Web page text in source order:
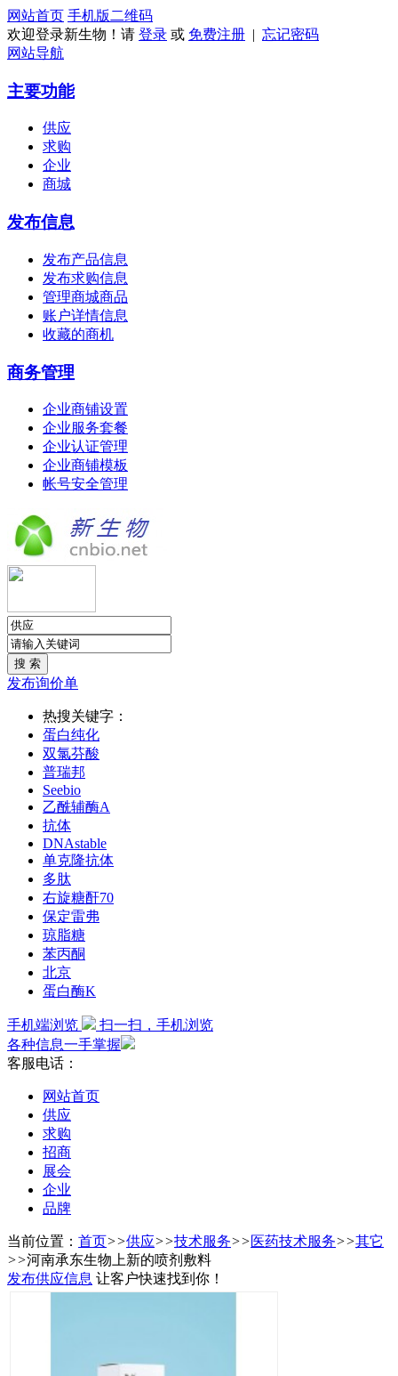
网站首页 手机版 二维码
欢迎登录新生物！请 登录 或 免费注册 | 忘记密码
网站导航
主要功能
供应
求购
企业
商城
发布信息
发布产品信息
发布求购信息
管理商城商品
账户详情信息
收藏的商机
商务管理
企业商铺设置
企业服务套餐
企业认证管理
企业商铺模板
帐号安全管理
发布询价单
热搜关键字：
蛋白纯化
双氯芬酸
普瑞邦
Seebio
乙酰辅酶A
抗体
DNAstable
单克隆抗体
多肽
右旋糖酐70
保定雷弗
琼脂糖
苯丙酮
北京
蛋白酶K
手机端浏览
扫一扫，手机浏览
各种信息一手掌握
客服电话：
网站首页
供应
求购
招商
展会
企业
品牌
当前位置： 首页>>供应>>技术服务>>医药技术服务>>其它
>>河南承东生物上新的喷剂敷料
发布供应信息 让客户快速找到你！